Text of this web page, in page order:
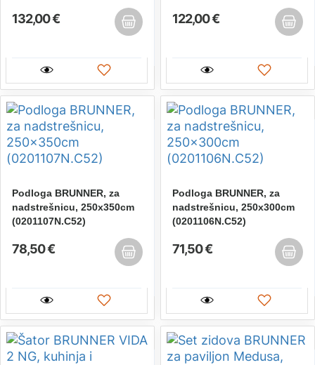
132,00 € 122,00 €
Podloga BRUNNER, za
nadstrešnicu, 250x350cm
(0201107N.C52)
78,50 €
Podloga BRUNNER, za
nadstrešnicu, 250x300cm
(0201106N.C52)
71,50 €